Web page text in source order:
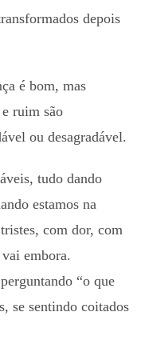
depois
é bom, mas
ruim são
ou desagradável.
tudo dando
estamos na
com dor, com
vai embora.
“o que
se sentindo coitados